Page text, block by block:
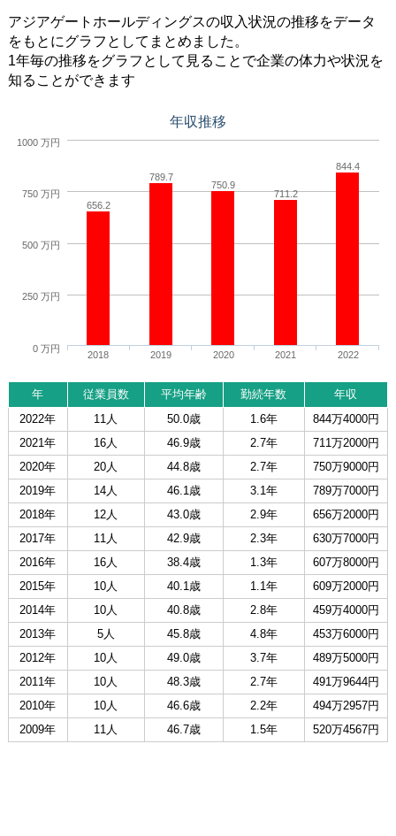
アジアゲートホールディングスの収入状況の推移をデータ
をもとにグラフとしてまとめました。
1年毎の推移をグラフとして見ることで企業の体力や状況を
知ることができます
年収推移
656.2
789.7
750.9
711.2
844.4
2018 2019 2020 2021 2022
0 万円
250 万円
500 万円
750 万円
1000 万円
年 従業員数 平均年齢 勤続年数
年収
2022年
11人 50.0歳 1.6年
844万4000円
2021年
16人 46.9歳 2.7年
711万2000円
2020年
20人 44.8歳 2.7年
750万9000円
2019年
14人 46.1歳 3.1年
789万7000円
2018年
12人 43.0歳 2.9年
656万2000円
2017年
11人 42.9歳 2.3年
630万7000円
2016年
16人 38.4歳 1.3年
607万8000円
2015年
10人 40.1歳 1.1年
609万2000円
2014年
10人 40.8歳 2.8年
459万4000円
2013年
5人 45.8歳 4.8年
453万6000円
2012年
10人 49.0歳 3.7年
489万5000円
2011年
10人 48.3歳 2.7年
491万9644円
2010年
10人 46.6歳 2.2年
494万2957円
2009年
11人 46.7歳 1.5年 520万4567円